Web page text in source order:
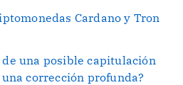
Cardano y Tron
una posible capitulación
corrección profunda?